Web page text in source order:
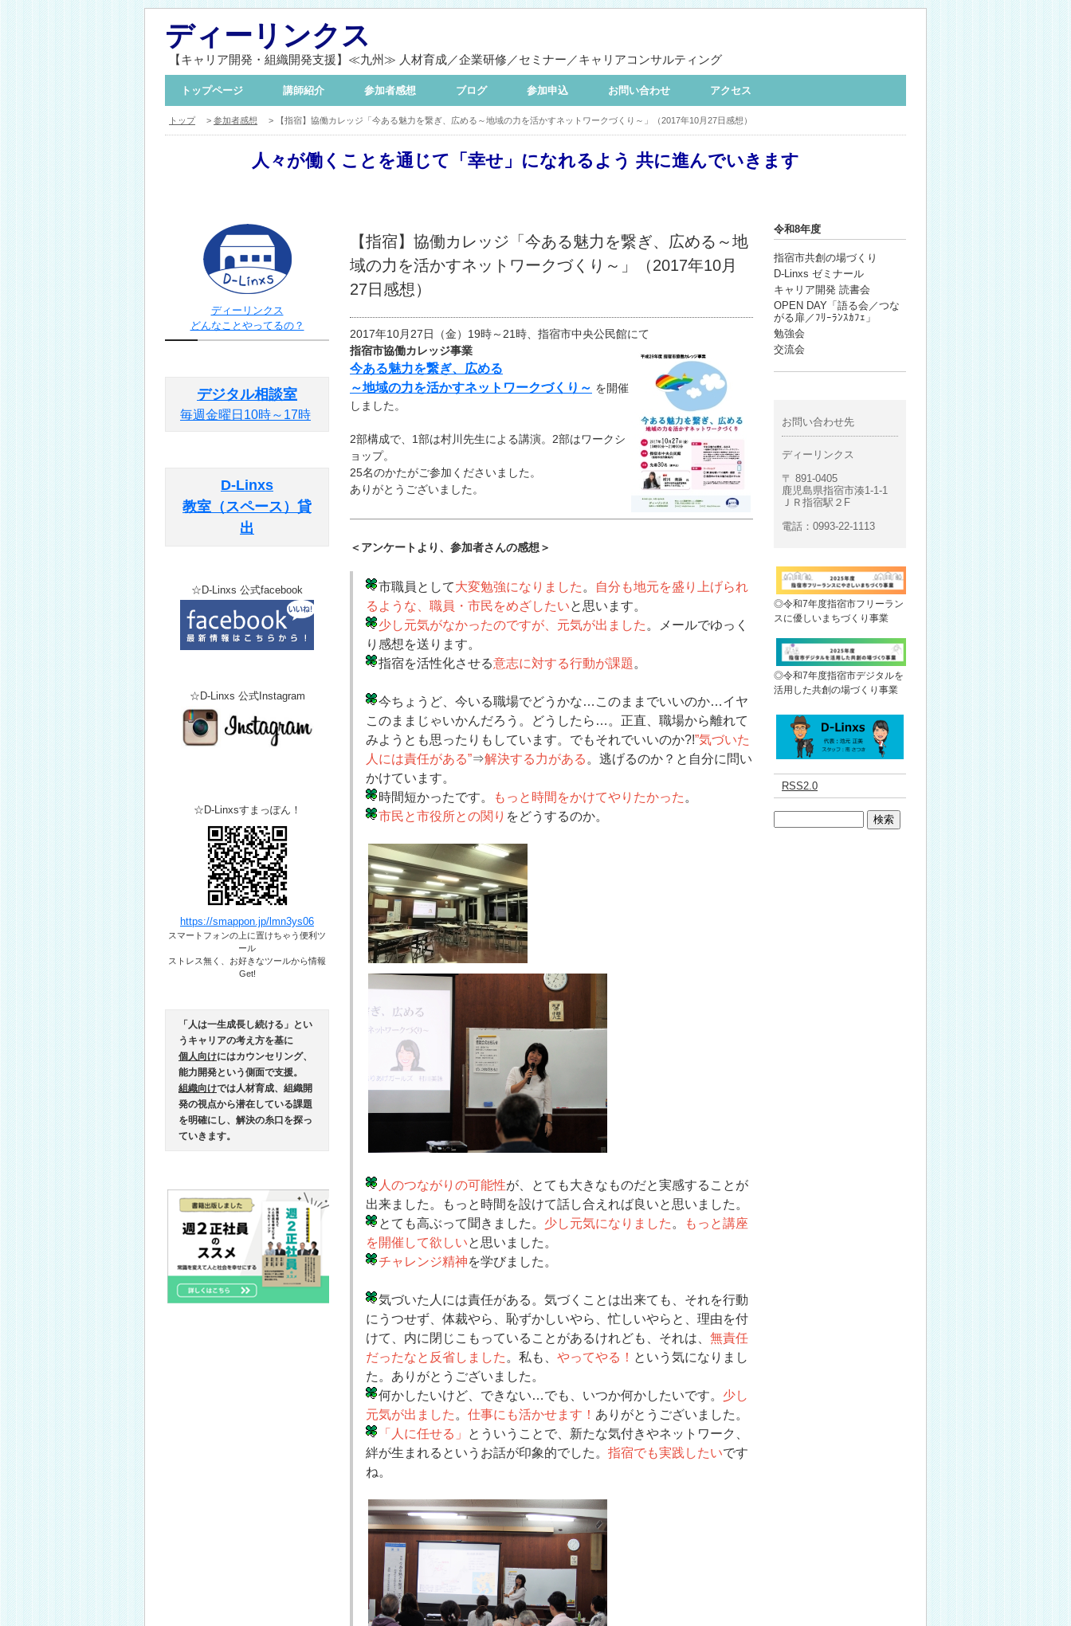
ディーリンクス
【キャリア開発・組織開発支援】≪九州≫ 人材育成／企業研修／セミナー／キャリアコンサルティング
トップページ 講師紹介 参加者感想 ブログ 参加申込 お問い合わせ アクセス
トップ > 参加者感想 > 【指宿】協働カレッジ「今ある魅力を繋ぎ、広める～地域の力を活かすネットワークづくり～」（2017年10月27日感想）
人々が働くことを通じて「幸せ」になれるよう 共に進んでいきます
ディーリンクス
どんなことやってるの？
デジタル相談室
毎週金曜日10時～17時
D-Linxs
教室（スペース）貸
出
☆D-Linxs 公式facebook
☆D-Linxs 公式Instagram
☆D-Linxsすまっぽん！
https://smappon.jp/lmn3ys06
スマートフォンの上に置けちゃう便利ツ
ール​
ストレス無く、お好きなツールから情報
Get!
「人は一生成長し続ける」とい
うキャリアの考え方を基に
個人向けにはカウンセリング、
能力開発という側面で支援。
組織向けでは人材育成、組織開
発の視点から潜在している課題
を明確にし、解決の糸口を探っ
ていきます。
【指宿】協働カレッジ「今ある魅力を繋ぎ、広める～地
域の力を活かすネットワークづくり～」（2017年10月
27日感想）
2017年10月27日（金）19時～21時、指宿市中央公民館にて
指宿市協働カレッジ事業
今ある魅力を繋ぎ、広める
～地域の力を活かすネットワークづくり～ を開催
しました。
2部構成で、1部は村川先生による講演。2部はワークシ
ョップ。
25名のかたがご参加くださいました。
ありがとうございました。
＜アンケートより、参加者さんの感想＞
市職員として大変勉強になりました 。
自分も地元を盛り上げられ
るような、職員・市民をめざしたいと思います。
少し元気がなかったのですが、元気が出ました 。メールでゆっく
り感想を送ります。
指宿を活性化させる意志に対する行動が課題 。
今ちょうど、今いる職場でどうかな…このままでいいのか…イヤ
このままじゃいかんだろう。どうしたら…。正直、職場から離れて
みようとも思ったりもしています。でもそれでいいのか?!”気づいた
人には責任がある”⇒解決する力がある 。逃げるのか？と自分に問い
かけています。
時間短かったです。
もっと時間をかけてやりたかった 。
市民と市役所との関り をどうするのか。
人のつながりの可能性が、とても大きなものだと実感することが
出来ました。もっと時間を設けて話し合えれば良いと思いました。
とても高ぶって聞きました。 少し元気になりました 。
もっと講座
を開催して欲しいと思いました。
チャレンジ精神を学びました。
気づいた人には責任がある。気づくことは出来ても、それを行動
にうつせず、体裁やら、恥ずかしいやら、忙しいやらと、理由を付
けて、内に閉じこもっていることがあるけれども、それは、 無責任
だったなと反省しました 。私も、 やってやる！ という気になりまし
た。ありがとうございました。
何かしたいけど、できない…でも、いつか何かしたいです。 少し
元気が出ました 。 仕事にも活かせます！ ありがとうございました。
「人に任せる」
とういうことで、新たな気付きやネットワーク、
絆が生まれるというお話が印象的でした。 指宿でも実践したいです
ね。
令和8年度
指宿市共創の場づくり
D-Linxs ゼミナール
キャリア開発 読書会
OPEN DAY「語る会／つな
がる扉／ﾌﾘｰﾗﾝｽｶﾌｪ」
勉強会
交流会
お問い合わせ先
ディーリンクス
〒 891-0405
鹿児島県指宿市湊1-1-1
ＪＲ指宿駅２F
電話：0993-22-1113
◎令和7年度指宿市フリーラン
スに優しいまちづくり事業
◎令和7年度指宿市デジタルを
活用した共創の場づくり事業
RSS2.0